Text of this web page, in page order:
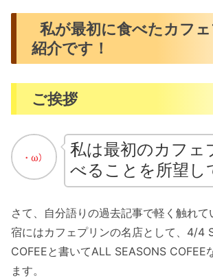
私が最初に食べたカフ
紹介です！
ご挨拶
私は最初のカフェ
べることを所望し
さて、自分語りの過去記事で軽く触れ
宿にはカフェプリンの名店として、4/4
COFEEと書いてALL SEASONS COFEE
ます。